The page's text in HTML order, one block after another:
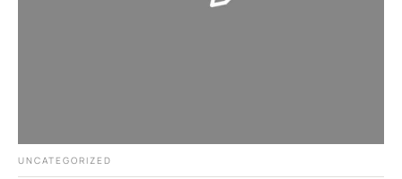
UNCATEGORIZED